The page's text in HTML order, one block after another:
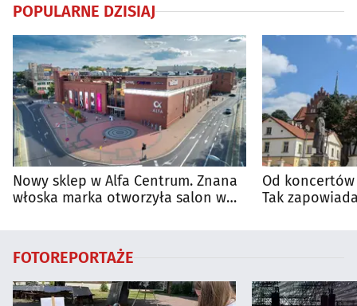
POPULARNE DZISIAJ
Nowy sklep w Alfa Centrum. Znana
włoska marka otworzyła salon w
Od
Tak
FOTOREPORTAŻE